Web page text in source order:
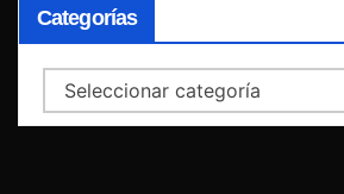
Categorías
Categorías